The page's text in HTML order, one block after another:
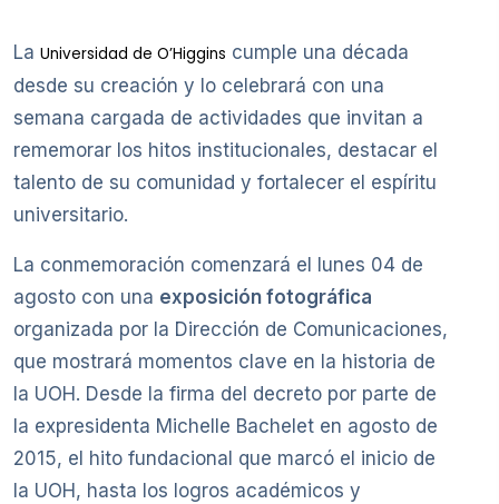
La Universidad de O’Higgins cumple una década
desde su creación y lo celebrará con una
semana cargada de actividades que invitan a
rememorar los hitos institucionales, destacar el
talento de su comunidad y fortalecer el espíritu
universitario.
La conmemoración comenzará el lunes 04 de
agosto con una exposición fotográfica
organizada por la Dirección de Comunicaciones,
que mostrará momentos clave en la historia de
la UOH. Desde la firma del decreto por parte de
la expresidenta Michelle Bachelet en agosto de
2015, el hito fundacional que marcó el inicio de
la UOH, hasta los logros académicos y